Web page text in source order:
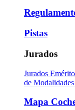
Pistas
Jurados
Jurados
de
Mapa